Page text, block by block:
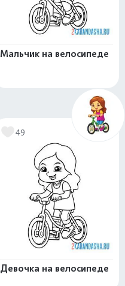
Мальчик на велосипеде
49
Девочка на велосипеде